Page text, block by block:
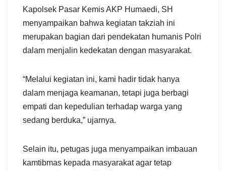
Kapolsek Pasar Kemis AKP Humaedi, SH
menyampaikan bahwa kegiatan takziah ini
merupakan bagian dari pendekatan humanis Polri
dalam menjalin kedekatan dengan masyarakat.
“Melalui kegiatan ini, kami hadir tidak hanya
dalam menjaga keamanan, tetapi juga berbagi
empati dan kepedulian terhadap warga yang
sedang berduka,” ujarnya.
Selain itu, petugas juga menyampaikan imbauan
kamtibmas kepada masyarakat agar tetap